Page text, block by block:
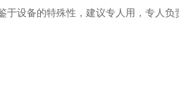
设备的特殊性，建议专人用，专人